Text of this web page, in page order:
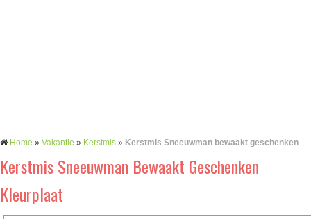
Home » Vakantie » Kerstmis » Kerstmis Sneeuwman bewaakt geschenken
Kerstmis Sneeuwman Bewaakt Geschenken
Kleurplaat